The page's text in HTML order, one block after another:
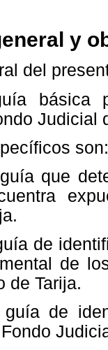
y
del
básica
Judicial
son:
que
de
de
de Tarija.
de